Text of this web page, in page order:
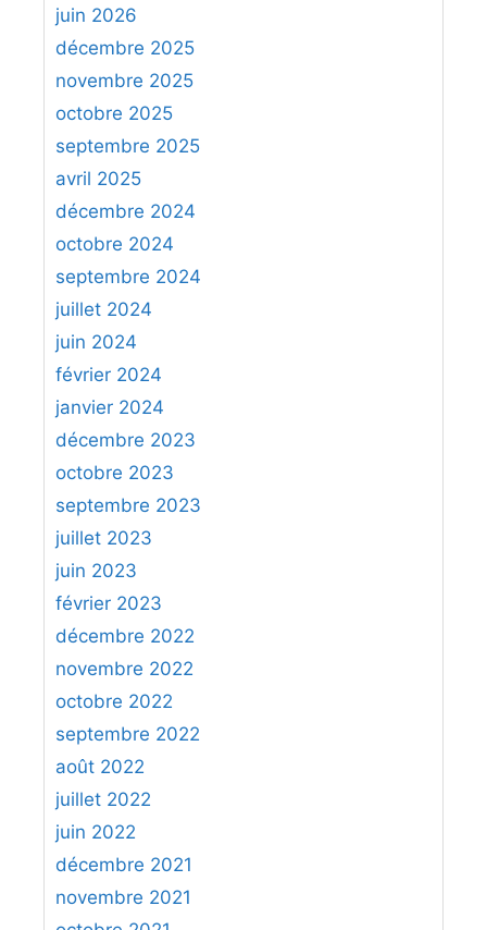
e
r
h
e
r
:
juin 2026
décembre 2025
novembre 2025
octobre 2025
septembre 2025
avril 2025
décembre 2024
octobre 2024
septembre 2024
juillet 2024
juin 2024
février 2024
janvier 2024
décembre 2023
octobre 2023
septembre 2023
juillet 2023
juin 2023
février 2023
décembre 2022
novembre 2022
octobre 2022
septembre 2022
août 2022
juillet 2022
juin 2022
décembre 2021
novembre 2021